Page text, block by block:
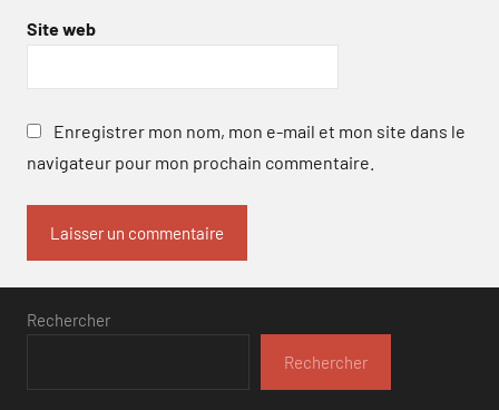
Site web
Enregistrer mon nom, mon e-mail et mon site dans le
navigateur pour mon prochain commentaire.
Rechercher
Rechercher